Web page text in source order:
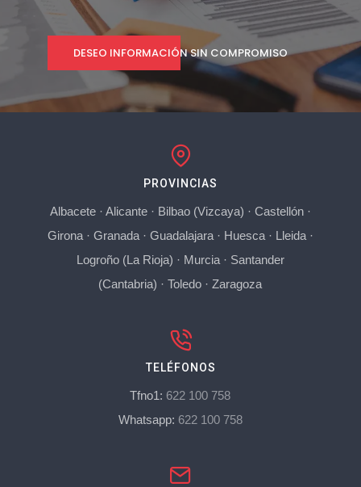
DESEO INFORMACIÓN SIN COMPROMISO
PROVINCIAS
Albacete· Alicante· Bilbao (Vizcaya) · Castellón·
Girona· Granada· Guadalajara· Huesca· Lleida·
Logroño (La Rioja) · Murcia· Santander
(Cantabria) ·Toledo ·Zaragoza
TELÉFONOS
Tfno1: 622 100 758
Whatsapp: 622 100 758